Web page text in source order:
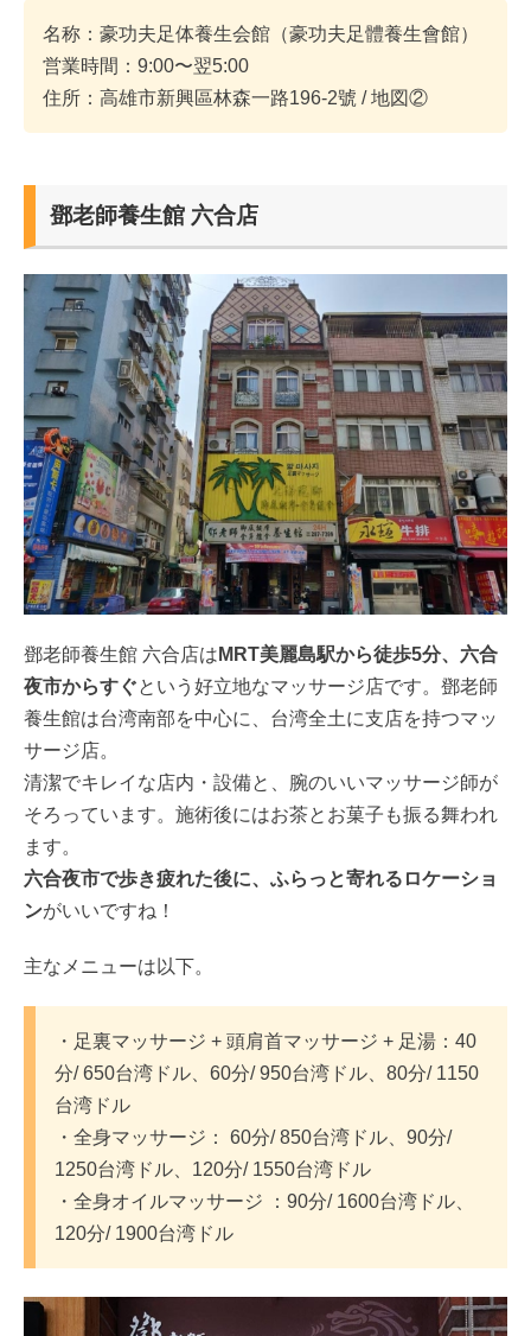
名称：豪功夫足体養生会館（豪功夫足體養生會館）
営業時間：9:00〜翌5:00
住所：高雄市新興區林森一路196-2號 / 地図②
鄧老師養生館 六合店
鄧老師養生館 六合店は MRT美麗島駅から徒歩5分、六合
夜市からすぐという好立地なマッサージ店です。鄧老師
養生館は台湾南部を中心に、台湾全土に支店を持つマッ
サージ店。
清潔でキレイな店内・設備と、腕のいいマッサージ師が
そろっています。施術後にはお茶とお菓子も振る舞われ
ます。
六合夜市で歩き疲れた後に、ふらっと寄れるロケーショ
ンがいいですね！
主なメニューは以下。
・足裏マッサージ + 頭肩首マッサージ + 足湯：40
分/ 650台湾ドル、60分/ 950台湾ドル、80分/ 1150
台湾ドル
・全身マッサージ： 60分/ 850台湾ドル、90分/
1250台湾ドル、120分/ 1550台湾ドル
・全身オイルマッサージ ：90分/ 1600台湾ドル、
120分/ 1900台湾ドル